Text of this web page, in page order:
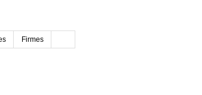
Firmes